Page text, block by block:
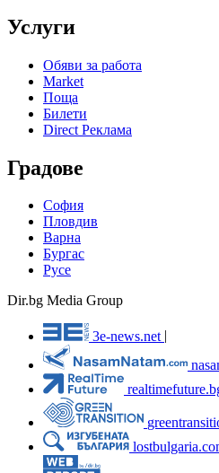
Услуги
Обяви за работа
Market
Поща
Билети
Direct Реклама
Градове
София
Пловдив
Варна
Бургас
Русе
Dir.bg Media Group
3e-news.net